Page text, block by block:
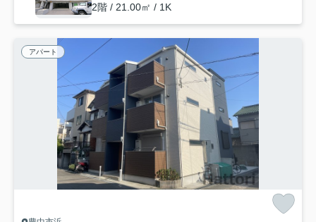
2階 / 21.00㎡ / 1K
アパート